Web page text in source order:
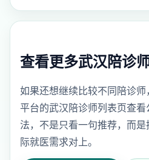
查看更多武汉陪诊
如果还想继续比较不同陪诊
平台的武汉陪诊师列表页查
法，不是只看一句推荐，而
际就医需求对上。